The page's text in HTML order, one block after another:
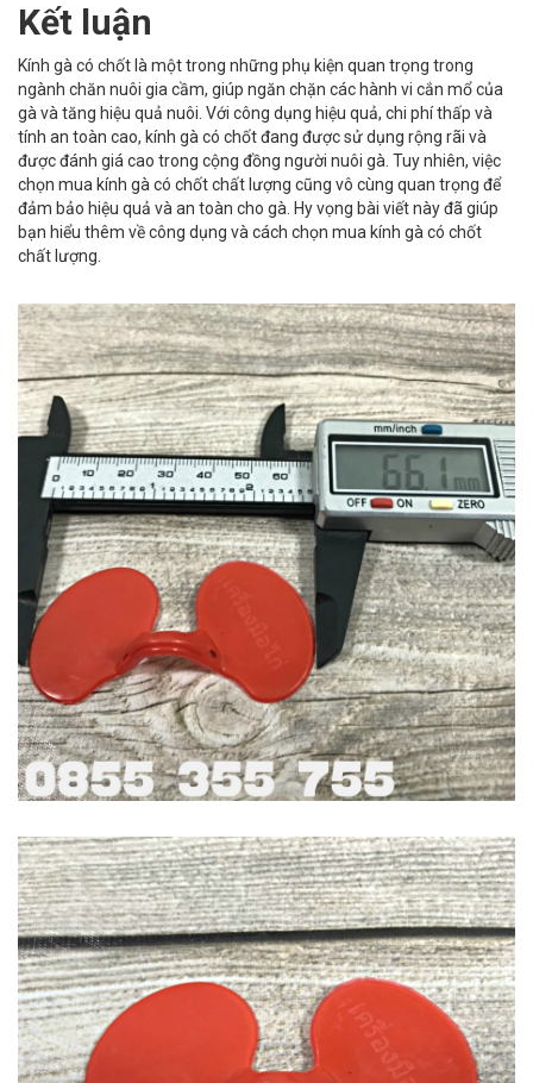
Kết luận
Kính gà có chốt là một trong những phụ kiện quan trọng trong
ngành chăn nuôi gia cầm, giúp ngăn chặn các hành vi cắn mổ của
gà và tăng hiệu quả nuôi. Với công dụng hiệu quả, chi phí thấp và
tính an toàn cao, kính gà có chốt đang được sử dụng rộng rãi và
được đánh giá cao trong cộng đồng người nuôi gà. Tuy nhiên, việc
chọn mua kính gà có chốt chất lượng cũng vô cùng quan trọng để
đảm bảo hiệu quả và an toàn cho gà. Hy vọng bài viết này đã giúp
bạn hiểu thêm về công dụng và cách chọn mua kính gà có chốt
chất lượng.